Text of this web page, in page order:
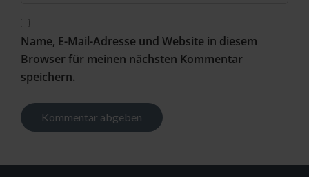
Name, E-Mail-Adresse und Website in diesem
Browser für meinen nächsten Kommentar
speichern.